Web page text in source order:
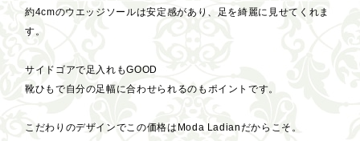
約4cmのウエッジソールは安定感があり、足を綺麗に見せてくれま
す。
サイドゴアで足入れもGOOD
靴ひもで自分の足幅に合わせられるのもポイントです。
こだわりのデザインでこの価格はModa Ladianだからこそ。